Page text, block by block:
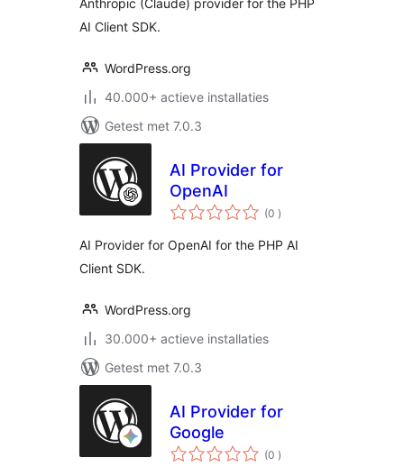
Anthropic (Claude) provider for the PHP
AI Client SDK.
WordPress.org
40.000+ actieve installaties
Getest met 7.0.3
AI Provider for
OpenAI
(0 aantal
beoordelingen
)
AI Provider for OpenAI for the PHP AI
Client SDK.
WordPress.org
30.000+ actieve installaties
Getest met 7.0.3
AI Provider for
Google
(0 aantal
beoordelingen
)